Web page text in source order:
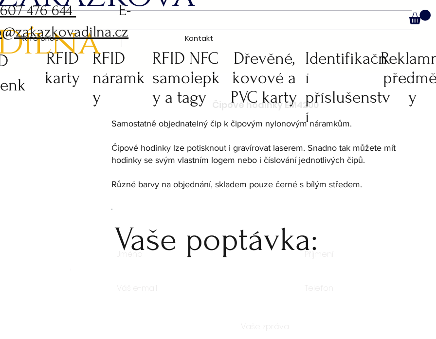
RFID
karty
RFID
náramk
y
Dřevěné,
kovové a
PVC karty
Identifikačn
í
příslušenstv
í
y
RFID NFC
samolepk
y a tagy
Reference Kontakt
Samostatně objednatelný čip k čipovým nylonovým náramkům.
Čipové hodinky lze potisknout i gravírovat laserem. Snadno tak můžete mít
hodinky se svým vlastním logem nebo i číslování jednotlivých čipů.
Různé barvy na objednání, skladem pouze černé s bílým středem.
Vaše poptávka:
476 644E-